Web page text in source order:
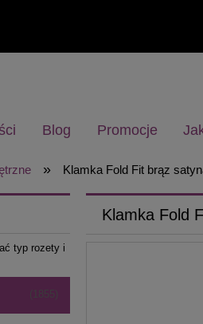
Blog Promocje
» Klamka Fold Fit brąz
typ rozety i
(1855)
Klamka Fold